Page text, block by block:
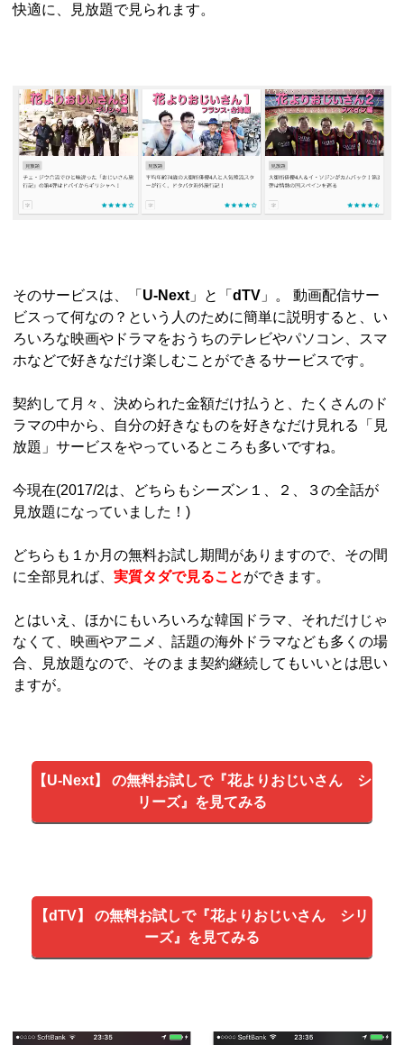
快適に、見放題で見られます。
そのサービスは、「 U-Next 」と「dTV 」。 動画配信サー
ビスって何なの？という人のために簡単に説明すると、い
ろいろな映画やドラマをおうちのテレビやパソコン、スマ
ホなどで好きなだけ楽しむことができるサービスです。
契約して月々、決められた金額だけ払うと、たくさんのド
ラマの中から、自分の好きなものを好きなだけ見れる「見
放題」サービスをやっているところも多いですね。
今現在(2017/2は、どちらもシーズン１、２、３の全話が
見放題になっていました！)
どちらも１か月の無料お試し期間がありますので、その間
に全部見れば、実質タダで見ることができます。
とはいえ、ほかにもいろいろな韓国ドラマ、それだけじゃ
なくて、映画やアニメ、話題の海外ドラマなども多くの場
合、見放題なので、そのまま契約継続してもいいとは思い
ますが。
【U-Next】 の無料お試しで『花よりおじいさん シ
リーズ』を見てみる
【dTV】 の無料お試しで『花よりおじいさん シリ
ーズ』を見てみる